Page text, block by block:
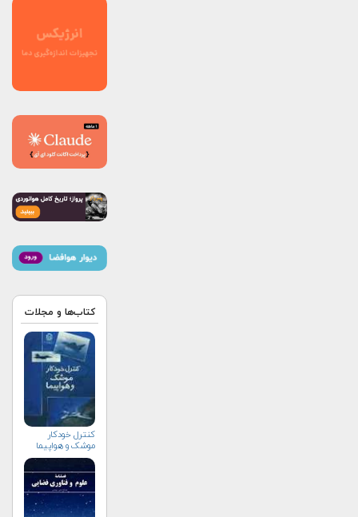
کتاب‌ها و مجلات
کنترل خودکار
موشک و هواپیما